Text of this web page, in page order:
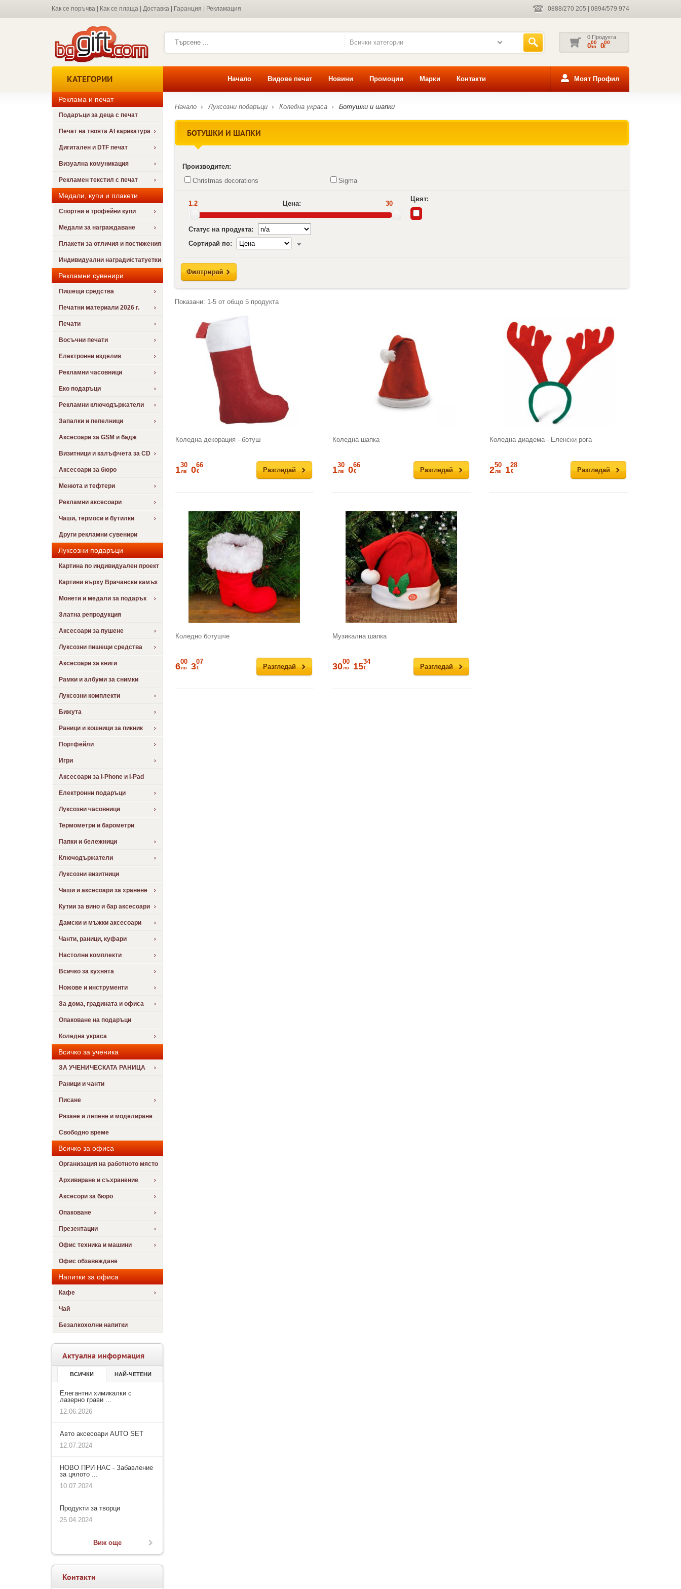
0888/270 205 0894/579 974
Как се поръчва Как се плаща Доставка Гаранция Рекламация
Всички категории
0 Продукта
000
лв 000
€
КАТЕГОРИИ Начало Видове печат Новини Промоции Марки Контакти Моят Профил
Реклама и печат
Подаръци за деца с печат
Печат на твоята AI карикатура
Дигитален и DTF печат
Визуална комуникация
Рекламен текстил с печат
Медали, купи и плакети
Спортни и трофейни купи
Медали за награждаване
Плакети за отличия и постижения
Индивидуални награди/статуетки
Рекламни сувенири
Пишещи средства
Печатни материали 2026 г.
Печати
Восъчни печати
Електронни изделия
Рекламни часовници
Еко подаръци
Рекламни ключодържатели
Запалки и пепелници
Аксесоари за GSM и бадж
Визитници и калъфчета за CD
Аксесоари за бюро
Менюта и тефтери
Рекламни аксесоари
Чаши, термоси и бутилки
Други рекламни сувенири
Луксозни подаръци
Картина по индивидуален проект
Картини върху Врачански камък
Монети и медали за подарък
Златна репродукция
Аксесоари за пушене
Луксозни пишещи средства
Аксесоари за книги
Рамки и албуми за снимки
Луксозни комплекти
Бижута
Раници и кошници за пикник
Портфейли
Игри
Аксесоари за I-Phone и I-Pad
Електронни подаръци
Луксозни часовници
Термометри и барометри
Папки и бележници
Ключодържатели
Луксозни визитници
Чаши и аксесоари за хранене
Кутии за вино и бар аксесоари
Дамски и мъжки аксесоари
Чанти, раници, куфари
Настолни комплекти
Всичко за кухнята
Ножове и инструменти
За дома, градината и офиса
Опаковане на подаръци
Коледна украса
Всичко за ученика
ЗА УЧЕНИЧЕСКАТА РАНИЦА
Раници и чанти
Писане
Рязане и лепене и моделиране
Свободно време
Всичко за офиса
Организация на работното място
Архивиране и съхранение
Аксесори за бюро
Опаковане
Презентации
Офис техника и машини
Офис обзавеждане
Напитки за офиса
Кафе
Чай
Безалкохолни напитки
Актуална информация
ВСИЧКИ НАЙ-ЧЕТЕНИ
Елегантни химикалки с
лазерно грави ...
12.06.2026
Авто аксесоари AUTO SET
12.07.2024
НОВО ПРИ НАС - Забавление
за цялото ...
10.07.2024
Продукти за творци
25.04.2024
Виж още
Контакти
Начало Луксозни подаръци Коледна украса Ботушки и шапки
БОТУШКИ И ШАПКИ
Производител:
Christmas decorations
Sigma
1.2 Цена: 30
Статус на продукта:
Сортирай по:
Цвят:
Показани: 1-5от общо 5продукта
Коледна декорация - ботуш
Разгледай
130
лв 066
€
Коледна шапка
Разгледай
130
лв 066
€
Коледна диадема - Еленски рога
Разгледай
250
лв 128
€
Коледно ботушче
Разгледай
600
лв 307
€
Музикална шапка
Разгледай
3000
лв 1534
€